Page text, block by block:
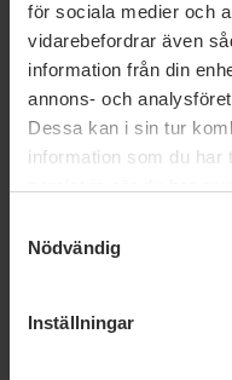
för sociala medier och
vidarebefordrar även
information från din
annons- och
Dessa kan i sin tur
information som du har
Nödvändig
Inställningar
17 februari 2022
Debatt:
inte hemma i
Stoppa